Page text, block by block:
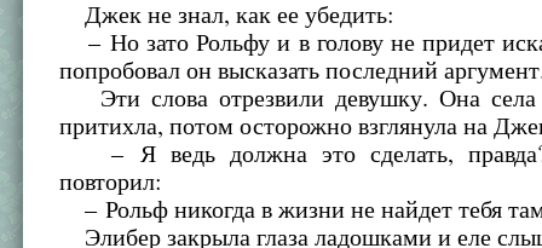
Джек не знал, как ее убедить:
– Но зато Рольфу и в голову не придет
попробовал он высказать последний
Эти слова отрезвили девушку. Она
притихла, потом осторожно взглянула на
– Я ведь должна это сделать,
повторил:
– Рольф никогда в жизни не найдет тебя
Элибер закрыла глаза ладошками и еле